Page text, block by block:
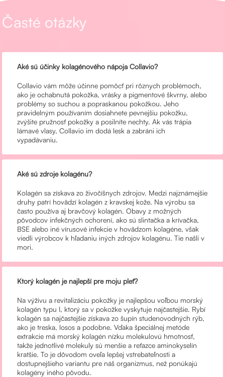
Časté otázky
Aké sú účinky kolagénového nápoja Collavio?
Collavio vám môže účinne pomôcť pri rôznych problémoch,
ako je ochabnutá pokožka, vrásky a pigmentové škvrny, alebo
problémy so suchou a popraskanou pokožkou. Jeho
pravidelným používaním dosiahnete pevnejšiu pokožku,
zvýšite pružnosť pokožky a posilníte nechty. Ak vás trápia
lámavé vlasy, Collavio im dodá lesk a zabráni ich
vypadávaniu.
Aké sú zdroje kolagénu?
Kolagén sa získava zo živočíšnych zdrojov. Medzi najznámejšie
druhy patrí hovädzí kolagén z kravskej kože. Na výrobu sa
často používa aj bravčový kolagén. Obavy z možných
pôvodcov infekčných ochorení, ako sú slintačka a krívačka,
BSE alebo iné vírusové infekcie v hovädzom kolagéne, však
viedli výrobcov k hľadaniu iných zdrojov kolagénu. Tie našli v
mori.
Ktorý kolagén je najlepší pre moju pleť?
Na výživu a revitalizáciu pokožky je najlepšou voľbou morský
kolagén typu I, ktorý sa v pokožke vyskytuje najčastejšie. Rybí
kolagén sa najčastejšie získava zo šupín studenovodných rýb,
ako je treska, losos a podobne. Vďaka špeciálnej metóde
extrakcie má morský kolagén nízku molekulovú hmotnosť,
takže jednotlivé molekuly sú menšie a reťazce aminokyselín
kratšie. To je dôvodom oveľa lepšej vstrebateľnosti a
dostupnejšieho variantu pre náš organizmus, než ponúkajú
kolagény iného pôvodu.